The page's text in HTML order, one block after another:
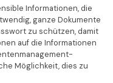
Informationen, die
ganze Dokumente
zu schützen, damit
auf die Informationen
Möglichkeit, dies zu